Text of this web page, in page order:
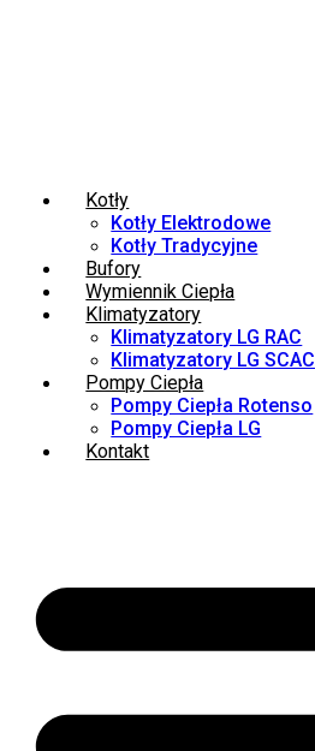
Kotły
Kotły Elektrodowe
Kotły Tradycyjne
Bufory
Wymiennik Ciepła
Klimatyzatory
Klimatyzatory LG RAC
Klimatyzatory LG SCAC
Pompy Ciepła
Pompy Ciepła Rotenso
Pompy Ciepła LG
Kontakt